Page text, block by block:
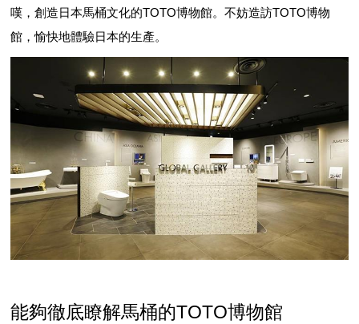
嘆，創造日本馬桶文化的TOTO博物館。不妨造訪TOTO博物
館，愉快地體驗日本的生產。
能夠徹底瞭解馬桶的TOTO博物館